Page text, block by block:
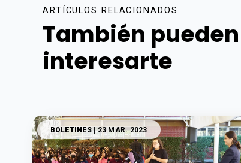
ARTÍCULOS RELACIONADOS
También pueden
interesarte
BOLETINES| 23 MAR. 2023